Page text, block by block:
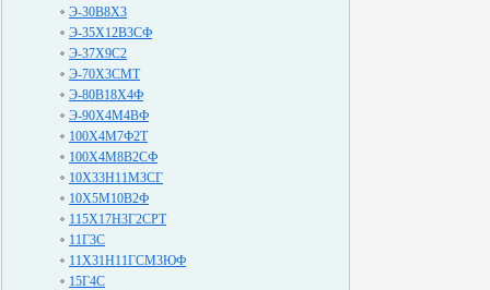
Э-30В8Х3
Э-35Х12В3СФ
Э-37Х9С2
Э-70Х3СМТ
Э-80В18Х4Ф
Э-90Х4М4ВФ
100Х4М7Ф2Т
100Х4М8В2СФ
10Х33Н11М3СГ
10Х5М10В2Ф
115Х17Н3Г2СРТ
11Г3С
11Х31Н11ГСМ3ЮФ
15Г4С